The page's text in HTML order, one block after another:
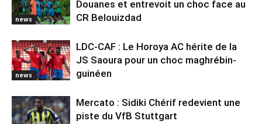
news
Douanes et entrevoit un choc face au
CR Belouizdad
news
LDC-CAF : Le Horoya AC hérite de la
JS Saoura pour un choc maghrébin-
guinéen
Mercato : Sidiki Chérif redevient une
piste du VfB Stuttgart